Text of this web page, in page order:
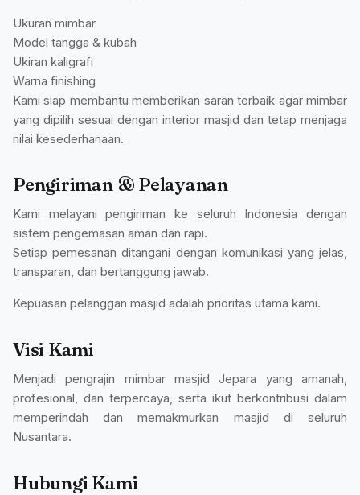
Ukuran mimbar
Model tangga & kubah
Ukiran kaligrafi
Warna finishing
Kami siap membantu memberikan saran terbaik agar mimbar
yang dipilih sesuai dengan interior masjid dan tetap menjaga
nilai kesederhanaan.
Pengiriman & Pelayanan
Kami melayani pengiriman ke seluruh Indonesia dengan
sistem pengemasan aman dan rapi.
Setiap pemesanan ditangani dengan komunikasi yang jelas,
transparan, dan bertanggung jawab.
Kepuasan pelanggan masjid adalah prioritas utama kami.
Visi Kami
Menjadi pengrajin mimbar masjid Jepara yang amanah,
profesional, dan terpercaya, serta ikut berkontribusi dalam
memperindah dan memakmurkan masjid di seluruh
Nusantara.
Hubungi Kami